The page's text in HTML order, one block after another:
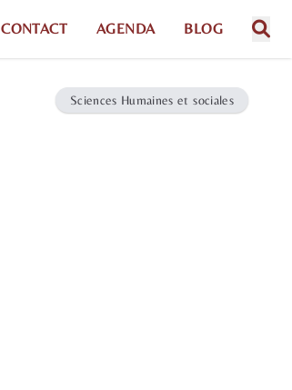
CONTACT AGENDA BLOG
Sciences Humaines et sociales